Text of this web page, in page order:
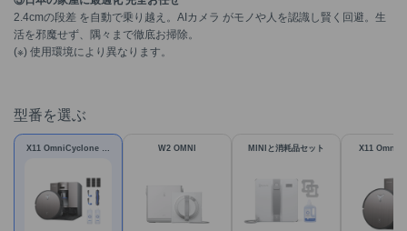
2.4cmの段差 を自動で乗り越え。AIカメラ がモノや人を認識し賢く回避。生
活を邪魔せず、隅々まで徹底お掃除。
(※) 使用環境により異なります。
型番を選ぶ
X11 OmniCyclone セ W2 OMNI MINIと消耗品セット X11